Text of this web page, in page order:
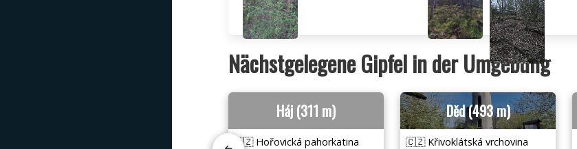
Nächstgelegene Gipfel in der Umgebung
Háj (311 m)
🇨🇿 Hořovická pahorkatina
Děd (493 m)
🇨🇿 Křivoklátská vrchovina